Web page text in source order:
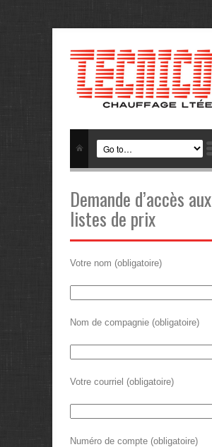
Demande d’accès aux
listes de prix
Votre nom (obligatoire)
Nom de compagnie (obligatoire)
Votre courriel (obligatoire)
Numéro de compte (obligatoire)